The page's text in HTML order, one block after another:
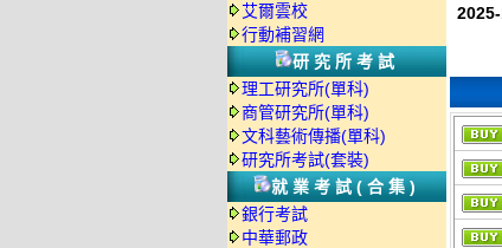
艾爾雲校
行動補習網
研究所考試
理工研究所(單科)
商管研究所(單科)
文科藝術傳播(單科)
研究所考試(套裝)
就業考試(合集)
銀行考試
中華郵政